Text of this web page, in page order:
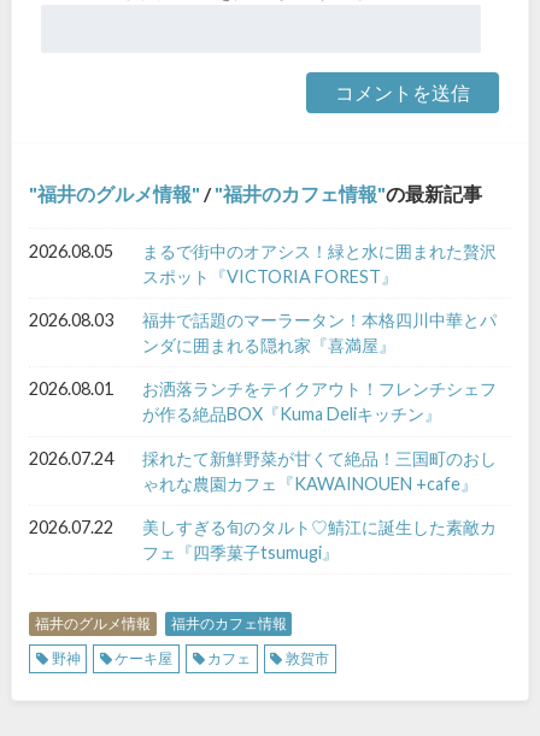
福井のグルメ情報 / 福井のカフェ情報 の最新記事
2026.08.05
まるで街中のオアシス！緑と水に囲まれた贅沢
スポット『VICTORIA FOREST』
2026.08.03
福井で話題のマーラータン！本格四川中華とパ
ンダに囲まれる隠れ家『喜満屋』
2026.08.01
お洒落ランチをテイクアウト！フレンチシェフ
が作る絶品BOX『Kuma Deliキッチン』
2026.07.24
採れたて新鮮野菜が甘くて絶品！三国町のおし
ゃれな農園カフェ『KAWAINOUEN +cafe』
2026.07.22
美しすぎる旬のタルト♡鯖江に誕生した素敵カ
フェ『四季菓子tsumugi』
福井のグルメ情報
福井のカフェ情報
野神
ケーキ屋 カフェ 敦賀市